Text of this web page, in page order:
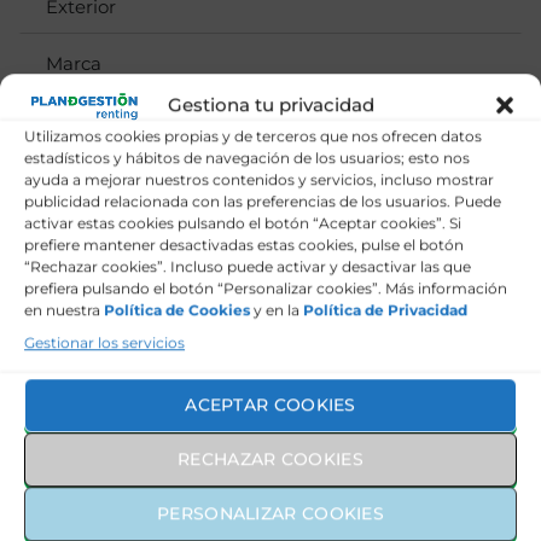
Gestiona tu privacidad
Utilizamos cookies propias y de terceros que nos ofrecen datos
estadísticos y hábitos de navegación de los usuarios; esto nos
ayuda a mejorar nuestros contenidos y servicios, incluso mostrar
publicidad relacionada con las preferencias de los usuarios. Puede
activar estas cookies pulsando el botón “Aceptar cookies”. Si
prefiere mantener desactivadas estas cookies, pulse el botón
“Rechazar cookies”. Incluso puede activar y desactivar las que
prefiera pulsando el botón “Personalizar cookies”. Más información
en nuestra Política de Cookies y en la Política de Privacidad
Gestionar los servicios
ACEPTAR COOKIES
RECHAZAR COOKIES
PERSONALIZAR COOKIES
Exterior
Marca
CUOTA MENSUAL 305€
Más IVA
SERVICIOS INCLUIDOS
Seguro a todo riesgo
Asistencia en carretera